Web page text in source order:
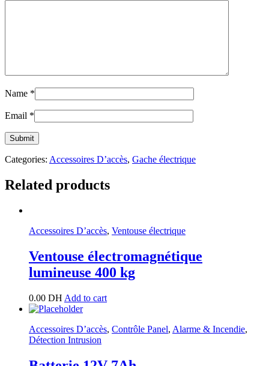
Name *
Email *
Categories: Accessoires D’accès, Gache électrique
Related products
Accessoires D’accès, Ventouse électrique
Ventouse électromagnétique
lumineuse 400 kg
0.00 DH Add to cart
Accessoires D’accès, Contrôle Panel, Alarme & Incendie,
Détection Intrusion